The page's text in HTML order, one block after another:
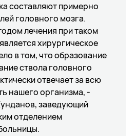
составляют примерно
головного мозга.
лечения при таком
хирургическое
в том, что образование
ствола головного
отвечает за всю
нашего организма, -
заведующий
отделением